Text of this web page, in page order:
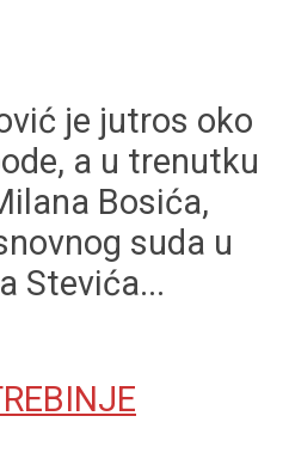
je jutros oko
a u trenutku
Bosića,
suda u
Stevića...